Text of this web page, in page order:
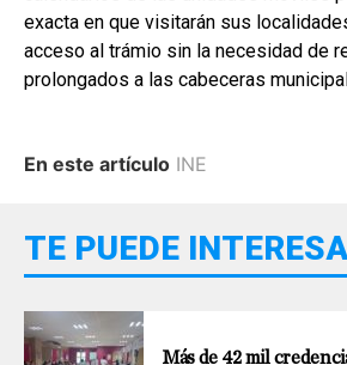
exacta en que visitarán sus
acceso al trámio sin la necesidad de
prolongados a las cabeceras
En este artículo INE
TE PUEDE
Más de 42 mil